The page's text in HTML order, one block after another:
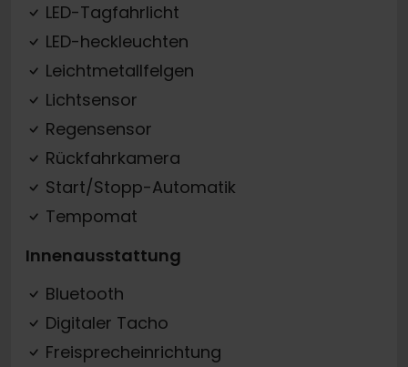
LED-Tagfahrlicht
LED-heckleuchten
Leichtmetallfelgen
Lichtsensor
Regensensor
Rückfahrkamera
Start/Stopp-Automatik
Tempomat
Innenausstattung
Bluetooth
Digitaler Tacho
Freisprecheinrichtung